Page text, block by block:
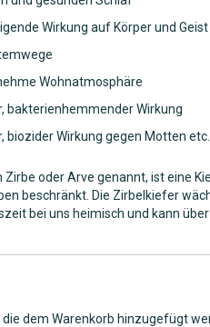
Wirkung auf Körper und Geist
Wohnatmosphäre
bakterienhemmender Wirkung
biozider Wirkung gegen Motten etc.
Zirbe oder Arve genannt, ist eine
beschränkt. Die Zirbelkiefer
bei uns heimisch und kann
die dem Warenkorb hinzugefügt